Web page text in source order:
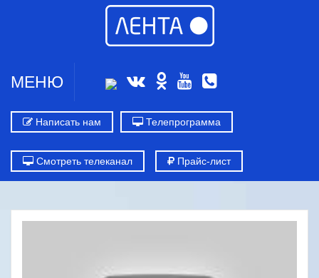
МЕНЮ
Написать нам Телепрограмма
Смотреть телеканал Прайс-лист